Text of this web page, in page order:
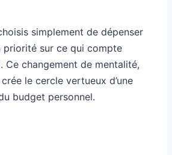
simplement de dépenser
priorité sur ce qui compte
Ce changement de mentalité,
le cercle vertueux d’une
budget personnel.